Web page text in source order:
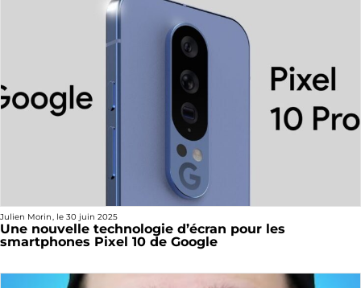
Julien Morin, le 30 juin 2025
Une nouvelle technologie d’écran pour les
smartphones Pixel 10 de Google